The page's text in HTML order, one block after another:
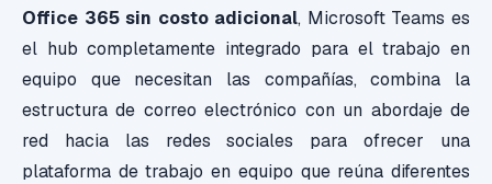
Office 365 sin costo adicional, Microsoft Teams es
el hub completamente integrado para el trabajo en
equipo que necesitan las compañías, combina la
estructura de correo electrónico con un abordaje de
red hacia las redes sociales para ofrecer una
plataforma de trabajo en equipo que reúna diferentes